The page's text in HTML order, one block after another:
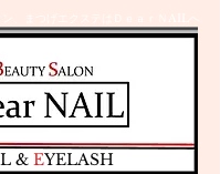
ン、まつげエクステはＤｅａｒＮAILへ
& EYELASH